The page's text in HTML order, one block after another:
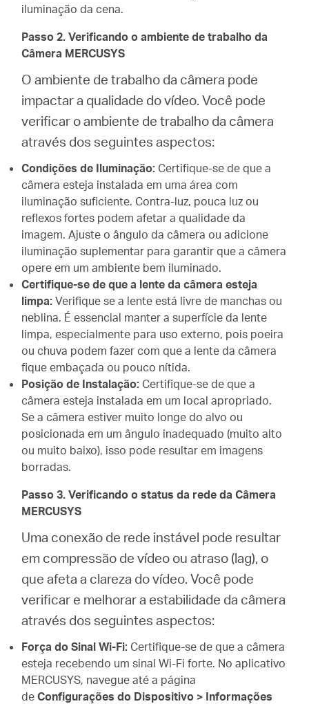
iluminação da cena.
Passo 2. Verificando o ambiente de trabalho da
Câmera MERCUSYS
O ambiente de trabalho da câmera pode
impactar a qualidade do vídeo. Você pode
verificar o ambiente de trabalho da câmera
através dos seguintes aspectos:
Condições de Iluminação: Certifique-se de que a
câmera esteja instalada em uma área com
iluminação suficiente. Contra-luz, pouca luz ou
reflexos fortes podem afetar a qualidade da
imagem. Ajuste o ângulo da câmera ou adicione
iluminação suplementar para garantir que a câmera
opere em um ambiente bem iluminado.
Certifique-se de que a lente da câmera esteja
limpa:Verifique se a lente está livre de manchas ou
neblina. É essencial manter a superfície da lente
limpa, especialmente para uso externo, pois poeira
ou chuva podem fazer com que a lente da câmera
fique embaçada ou pouco nítida.
Posição de Instalação: Certifique-se de que a
câmera esteja instalada em um local apropriado.
Se a câmera estiver muito longe do alvo ou
posicionada em um ângulo inadequado (muito alto
ou muito baixo), isso pode resultar em imagens
borradas.
Passo 3. Verificando o status da rede da Câmera
MERCUSYS
Uma conexão de rede instável pode resultar
em compressão de vídeo ou atraso (lag), o
que afeta a clareza do vídeo. Você pode
verificar e melhorar a estabilidade da câmera
através dos seguintes aspectos:
Força do Sinal Wi-Fi: Certifique-se de que a câmera
esteja recebendo um sinal Wi-Fi forte. No aplicativo
MERCUSYS, navegue até a página
deConfigurações do Dispositivo > Informações